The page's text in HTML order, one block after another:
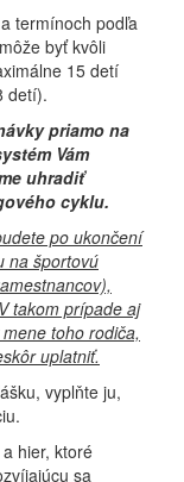
termínoch podľa
byť kvôli
15 detí
detí).
priamo na
Vám
uhradiť
cyklu.
po ukončení
na športovú
takom prípade aj
toho rodiča,
uplatniť.
vyplňte ju,
hier, ktoré
sa